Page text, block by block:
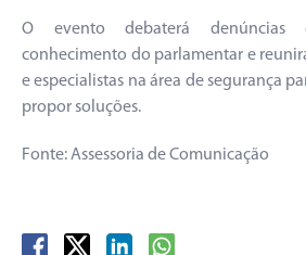
O evento debaterá denúncias
conhecimento do parlamentar e
e especialistas na área de segurança
propor soluções.
Fonte: Assessoria de Comunicação